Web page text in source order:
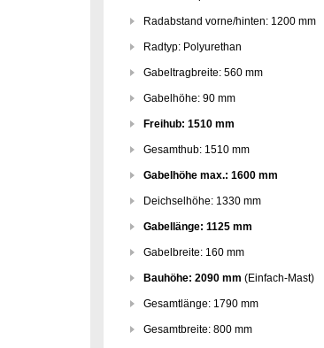
Radabstand vorne/hinten: 1200 mm
Radtyp: Polyurethan
Gabeltragbreite: 560 mm
Gabelhöhe: 90 mm
Freihub: 1510 mm
Gesamthub: 1510 mm
Gabelhöhe max.: 1600 mm
Deichselhöhe: 1330 mm
Gabellänge: 1125 mm
Gabelbreite: 160 mm
Bauhöhe: 2090 mm (Einfach-Mast)
Gesamtlänge: 1790 mm
Gesamtbreite: 800 mm